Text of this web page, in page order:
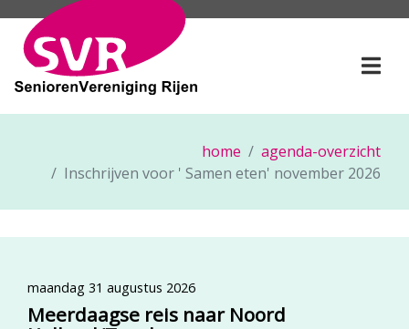
home
agenda-overzicht
Inschrijven voor ' Samen eten' november 2026
maandag 31 augustus 2026
Meerdaagse reis naar Noord